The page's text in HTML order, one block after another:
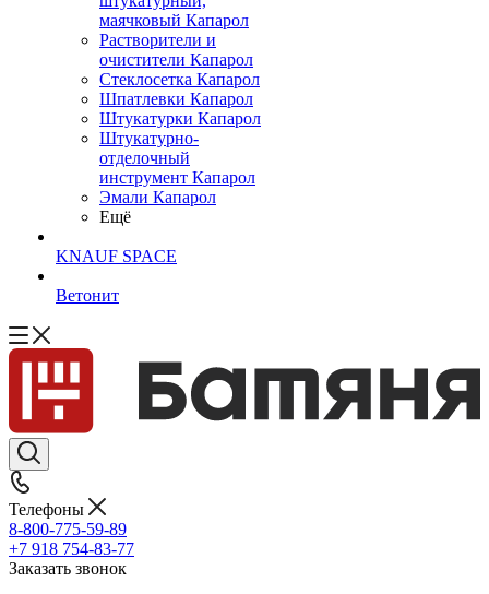
маячковый Капарол
Растворители и
очистители Капарол
Cтеклосетка Капарол
Шпатлевки Капарол
Штукатурки Капарол
Штукатурно-
отделочный
инструмент Капарол
Эмали Капарол
Ещё
KNAUF SPACE
Ветонит
Телефоны
8-800-775-59-89
+7 918 754-83-77
Заказать звонок